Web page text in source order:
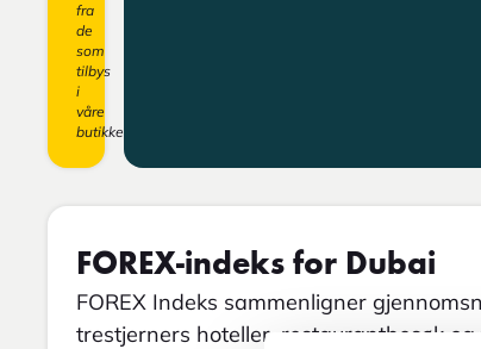
fra
de
som
tilbys
i
våre
butikker.
FOREX-indeks for Dubai
FOREX Indeks sammenligner
trestjerners hoteller, restaurantbesøk og